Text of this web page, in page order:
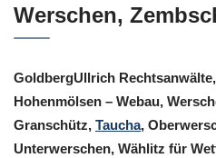
Werschen,
GoldbergUllrich
Hohenmölsen – Webau,
Granschütz, Taucha,
Unterwerschen, Wählitz für